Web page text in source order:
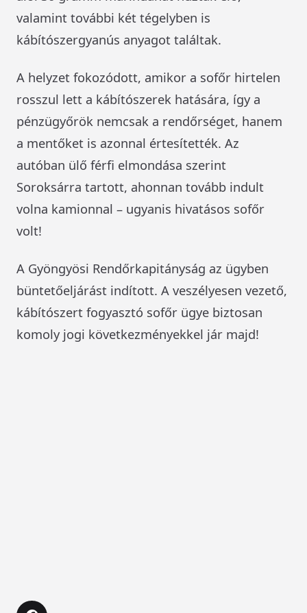
valamint további két tégelyben is
kábítószergyanús anyagot találtak.
A helyzet fokozódott, amikor a sofőr hirtelen
rosszul lett a kábítószerek hatására, így a
pénzügyőrök nemcsak a rendőrséget, hanem
a mentőket is azonnal értesítették. Az
autóban ülő férfi elmondása szerint
Soroksárra tartott, ahonnan tovább indult
volna kamionnal – ugyanis hivatásos sofőr
volt!
A Gyöngyösi Rendőrkapitányság az ügyben
büntetőeljárást indított. A veszélyesen vezető,
kábítószert fogyasztó sofőr ügye biztosan
komoly jogi következményekkel jár majd!